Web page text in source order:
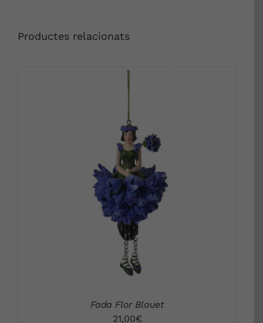
Productes relacionats
DETALLS
Fada Flor Blauet
21,00€